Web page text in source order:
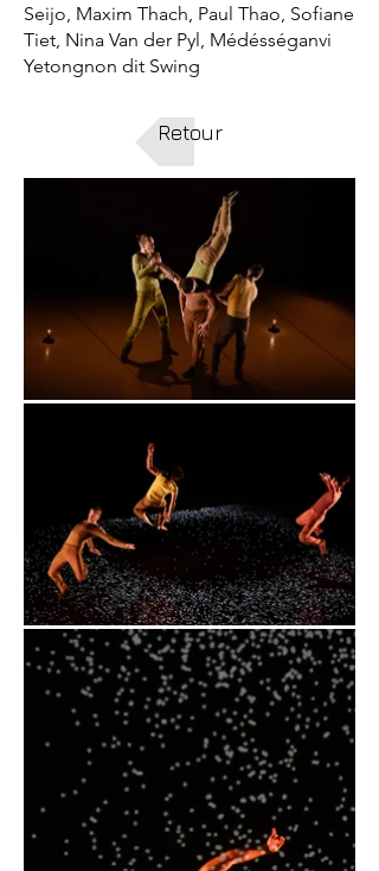
Seijo, Maxim Thach, Paul Thao, Sofiane
Tiet, Nina Van der Pyl, Médésséganvi
Yetongnon dit Swing
Retour